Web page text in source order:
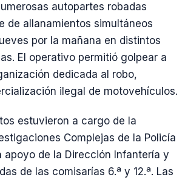
autopartes robadas
de allanamientos simultáneos
por la mañana en distintos
El operativo permitió golpear a
dedicada al robo,
ilegal de motovehículos.
estuvieron a cargo de la
Complejas de la Policía
apoyo de la Dirección Infantería y
de las comisarías 6.ª y 12.ª. Las